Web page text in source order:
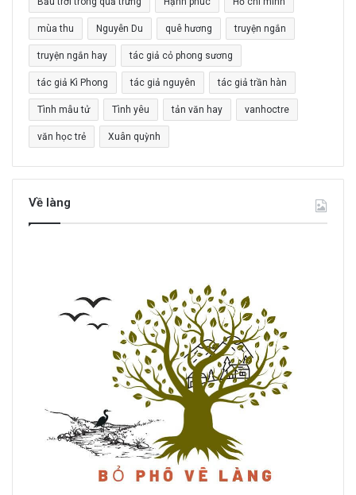
h
o
:
mùa thu Nguyễn Du quê hương truyện ngắn
truyện ngắn hay tác giả cỏ phong sương
tác giả Kì Phong tác giả nguyên tác giả trần hàn
Tình mẫu tử Tình yêu tản văn hay vanhoctre
văn học trẻ Xuân quỳnh
Về làng